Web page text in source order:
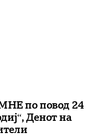
по повод 24
Денот на